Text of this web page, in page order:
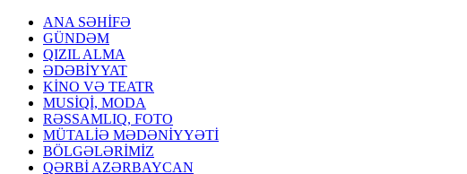
ANA SƏHİFƏ
GÜNDƏM
QIZIL ALMA
ƏDƏBİYYAT
KİNO VƏ TEATR
MUSİQİ, MODA
RƏSSAMLIQ, FOTO
MÜTALİƏ MƏDƏNİYYƏTİ
BÖLGƏLƏRİMİZ
QƏRBİ AZƏRBAYCAN